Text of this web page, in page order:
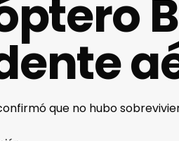
que no hubo